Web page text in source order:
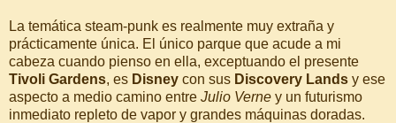
La temática steam-punk es realmente muy extraña y
prácticamente única. El único parque que acude a mi
cabeza cuando pienso en ella, exceptuando el presente
Tivoli Gardens, es Disney con sus Discovery Lands y ese
aspecto a medio camino entre Julio Verne y un futurismo
inmediato repleto de vapor y grandes máquinas doradas.